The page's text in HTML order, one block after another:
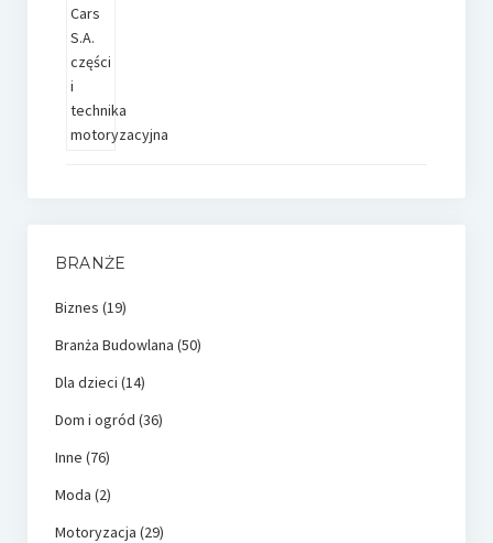
BRANŻE
Biznes (19)
Branża Budowlana (50)
Dla dzieci (14)
Dom i ogród (36)
Inne (76)
Moda (2)
Motoryzacja (29)